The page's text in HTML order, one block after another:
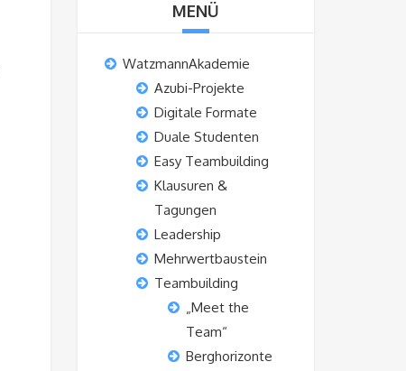
MENÜ
WatzmannAkademie
Azubi-Projekte
Digitale Formate
Duale Studenten
Easy Teambuilding
Klausuren &
Tagungen
Leadership
Mehrwertbaustein
Teambuilding
„Meet the
Team“
Berghorizonte